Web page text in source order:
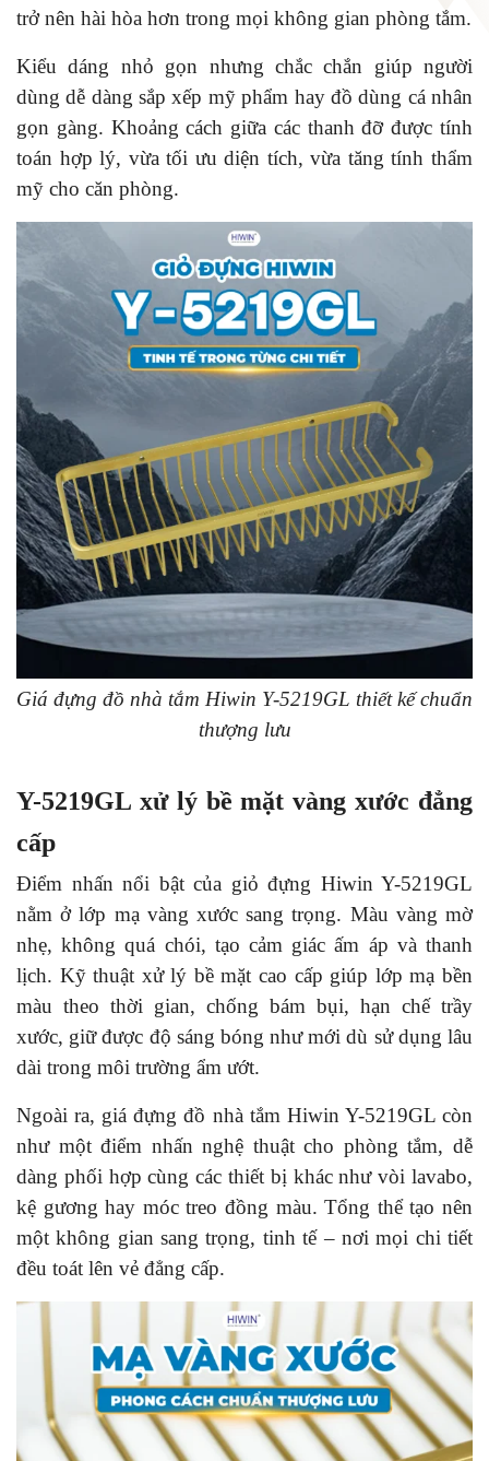
trở nên hài hòa hơn trong mọi không gian phòng tắm.
Kiểu dáng nhỏ gọn nhưng chắc chắn giúp người
dùng dễ dàng sắp xếp mỹ phẩm hay đồ dùng cá nhân
gọn gàng. Khoảng cách giữa các thanh đỡ được tính
toán hợp lý, vừa tối ưu diện tích, vừa tăng tính thẩm
mỹ cho căn phòng.
Giá đựng đồ nhà tắm Hiwin Y-5219GL thiết kế chuẩn
thượng lưu
Y-5219GL xử lý bề mặt vàng xước đẳng
cấp
Điểm nhấn nổi bật của giỏ đựng Hiwin Y-5219GL
nằm ở lớp mạ vàng xước sang trọng. Màu vàng mờ
nhẹ, không quá chói, tạo cảm giác ấm áp và thanh
lịch. Kỹ thuật xử lý bề mặt cao cấp giúp lớp mạ bền
màu theo thời gian, chống bám bụi, hạn chế trầy
xước, giữ được độ sáng bóng như mới dù sử dụng lâu
dài trong môi trường ẩm ướt.
Ngoài ra, giá đựng đồ nhà tắm Hiwin Y-5219GL còn
như một điểm nhấn nghệ thuật cho phòng tắm, dễ
dàng phối hợp cùng các thiết bị khác như vòi lavabo,
kệ gương hay móc treo đồng màu. Tổng thể tạo nên
một không gian sang trọng, tinh tế – nơi mọi chi tiết
đều toát lên vẻ đẳng cấp.